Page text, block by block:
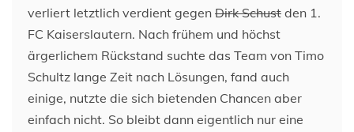
verliert letztlich verdient gegen Dirk Schust den 1.
FC Kaiserslautern. Nach frühem und höchst
ärgerlichem Rückstand suchte das Team von Timo
Schultz lange Zeit nach Lösungen, fand auch
einige, nutzte die sich bietenden Chancen aber
einfach nicht. So bleibt dann eigentlich nur eine